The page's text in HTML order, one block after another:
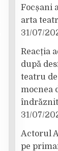
Focșani
arta
31/07/
Reacția
după
teatru
mocnea
îndrăznit
31/07/
Actorul
pe